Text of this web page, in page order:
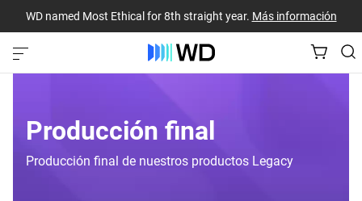
WD named Most Ethical for 8th straight year. Más información
Producción final
Producción final de nuestros productos Legacy